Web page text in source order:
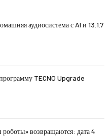
аудиосистема с AI и 13.1.7
TECNO Upgrade
возвращаются: дата 4